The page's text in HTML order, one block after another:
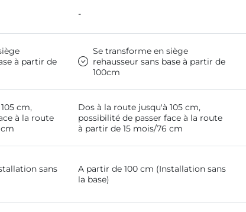
-
à partir de
Se transforme en siège
rehausseur sans base à partir de
100cm
cm,
à la route
Dos à la route jusqu'à 105 cm,
possibilité de passer face à la route
à partir de 15 mois/76 cm
sans
A partir de 100 cm (Installation sans
la base)